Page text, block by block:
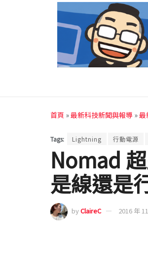
首頁 »最新科技新聞與報導 »最
Tags: Lightning 行動電源
Nomad
是線還是
byClaireC 2016 年